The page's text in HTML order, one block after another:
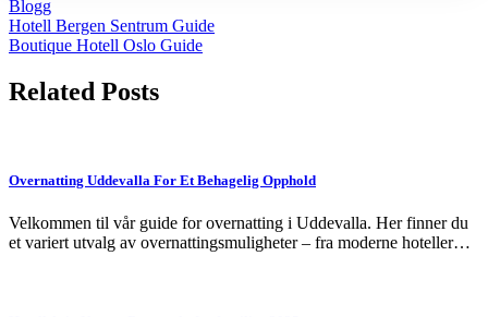
Blogg
Post
navigation
Hotell Bergen Sentrum Guide
Boutique Hotell Oslo Guide
Related Posts
Overnatting Uddevalla For Et Behagelig Opphold
Velkommen til vår guide for overnatting i Uddevalla. Her finner du
et variert utvalg av overnattingsmuligheter – fra moderne hoteller…